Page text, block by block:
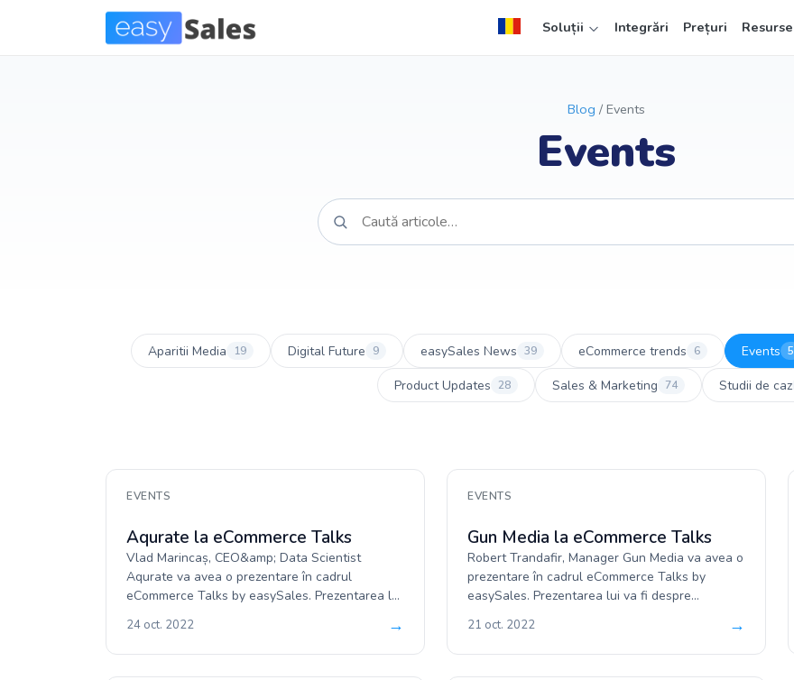
Soluții Integrări Prețuri Resurse
Blog / Events
Events
Aparitii Media 19 Digital Future 9 easySales News 39 eCommerce trends 6 Events 5
Product Updates 28 Sales & Marketing 74 Studii de caz
EVENTS
Aqurate la eCommerce Talks
Vlad Marincaș, CEO&amp; Data Scientist
Aqurate va avea o prezentare în cadrul
eCommerce Talks by easySales. Prezentarea lui
24 oct. 2022 →
EVENTS
Gun Media la eCommerce Talks
Robert Trandafir, Manager Gun Media va avea o
prezentare în cadrul eCommerce Talks by
easySales. Prezentarea lui va fi despre
21 oct. 2022 →